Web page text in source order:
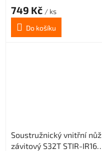
749 Kč / ks
Do košíku
Soustružnický vnitřní nůž
závitový S32T STIR-IR16